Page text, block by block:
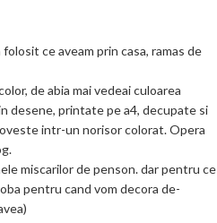
ce aveam prin casa, ramas de
de abia mai vedeai culoarea
desene, printate pe a4, decupate si
intr-un norisor colorat. Opera
miscarilor de penson. dar pentru ce
pentru cand vom decora de-